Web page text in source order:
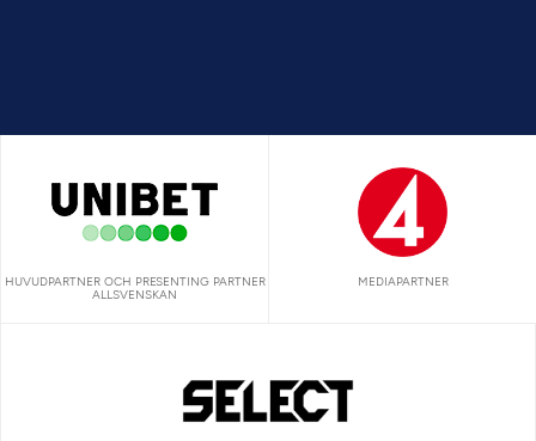
HUVUDPARTNER OCH PRESENTING PARTNER
ALLSVENSKAN
MEDIAPARTNER